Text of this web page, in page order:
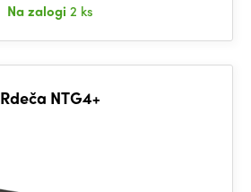
Na zalogi 2 ks
Rdeča NTG4+